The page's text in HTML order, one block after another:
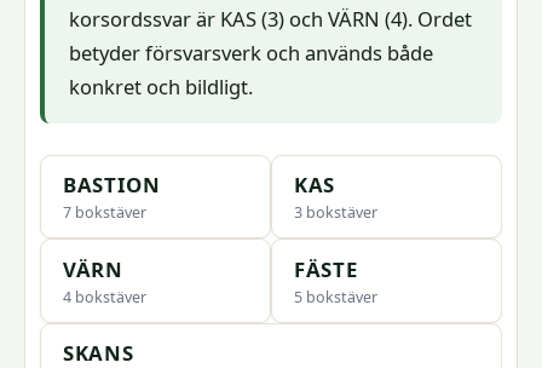
korsordssvar är KAS (3) och VÄRN (4). Ordet
betyder försvarsverk och används både
konkret och bildligt.
BASTION
7 bokstäver
KAS
3 bokstäver
VÄRN
4 bokstäver
FÄSTE
5 bokstäver
SKANS